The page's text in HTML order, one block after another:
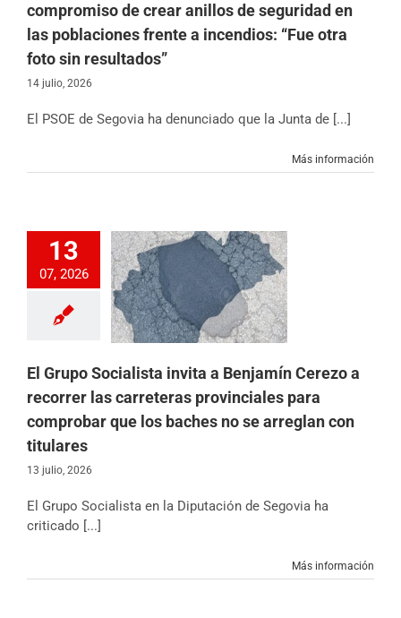
compromiso de crear anillos de seguridad en
las poblaciones frente a incendios: “Fue otra
foto sin resultados”
14 julio, 2026
El PSOE de Segovia ha denunciado que la Junta de [...]
Más información
13
07, 2026
invita a
provinciales
se arreglan con
Partido
El Grupo Socialista invita a Benjamín Cerezo a
recorrer las carreteras provinciales para
comprobar que los baches no se arreglan con
titulares
13 julio, 2026
El Grupo Socialista en la Diputación de Segovia ha
criticado [...]
Más información